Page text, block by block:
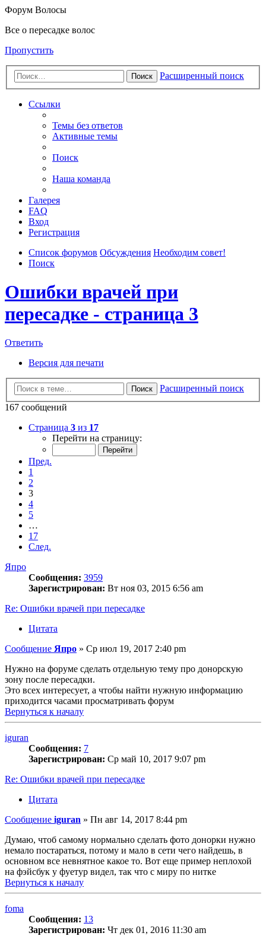
Форум Волосы
Все о пересадке волос
Пропустить
Поиск Расширенный поиск
Ссылки
Темы без ответов
Активные темы
Поиск
Наша команда
Галерея
FAQ
Вход
Регистрация
Список форумов Обсуждения Необходим совет!
Поиск
Ошибки врачей при
пересадке - страница 3
Ответить
Версия для печати
Поиск
Расширенный поиск
167 сообщений
Страница 3 из 17
Перейти на страницу:
Пред.
1
2
3
4
5
…
17
След.
Япро
Сообщения: 3959
Зарегистрирован: Вт ноя 03, 2015 6:56 am
Re: Ошибки врачей при пересадке
Цитата
Сообщение Япро » Ср июл 19, 2017 2:40 pm
Нужно на форуме сделать отдельную тему про донорскую
зону после пересадки.
Это всех интересует, а чтобы найти нужную информацию
приходится часами просматривать форум
Вернуться к началу
iguran
Сообщения: 7
Зарегистрирован: Ср май 10, 2017 9:07 pm
Re: Ошибки врачей при пересадке
Цитата
Сообщение iguran » Пн авг 14, 2017 8:44 pm
Думаю, чтоб самому нормально сделать фото донорки нужно
немало постараться, потому и мало в сети чего найдешь, в
основном все невнятное какое то. Вот еще пример неплохой
на фэйсбук у фуетур видел, так что с миру по нитке
Вернуться к началу
foma
Сообщения: 13
Зарегистрирован: Чт дек 01, 2016 11:30 am